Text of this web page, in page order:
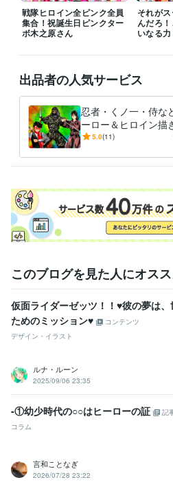
Word:5年
その他ツール
イラスト作成・漫画制作 イラスト　ロ
ラスト　ロゴ　デザイン　動画　小説
アニメ コミック 特撮 ゲーム
戦隊ヒロイン全ピンク全員
集合！祝誕生日ピンクター
ボ木之原さん
それが
んだろ
いなる力
出品者の人気サービス
忍者・くノ一・侍な
ーロー＆ヒロイン描
いかなるご指示でも
5.0(11)
このブログを見た人にオス
仮面ライダーゼッツ！！♥彼の夢は、
ためのミッション♥
コンテンツ
デザイン・イラスト
ルナ・ルーン
2025/09/06 23:35
-①幼少時代の○○はヒーローの証
記
コラム
言和ことなぎ
2026/07/28 23:22